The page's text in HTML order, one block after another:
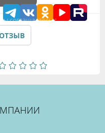
соглашаетесь с
данных